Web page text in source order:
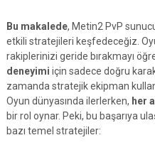
Bu makalede, Metin2 PvP
etkili stratejileri keşfedeceğiz.
rakiplerinizi geride bırakmayı
deneyimi için sadece doğru
zamanda stratejik ekipman
Oyun dünyasında ilerlerken, her
bir rol oynar. Peki, bu başarıya
bazı temel stratejiler: